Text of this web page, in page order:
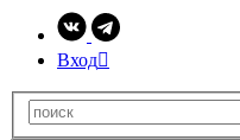
Вход